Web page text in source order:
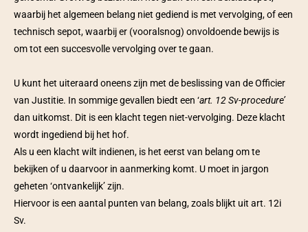
waarbij het algemeen belang niet gediend is met vervolging, of een
technisch sepot, waarbij er (vooralsnog) onvoldoende bewijs is
om tot een succesvolle vervolging over te gaan.
U kunt het uiteraard oneens zijn met de beslissing van de Officier
van Justitie. In sommige gevallen biedt een ‘art. 12 Sv-procedure’
dan uitkomst. Dit is een klacht tegen niet-vervolging. Deze klacht
wordt ingediend bij het hof.
Als u een klacht wilt indienen, is het eerst van belang om te
bekijken of u daarvoor in aanmerking komt. U moet in jargon
geheten ‘ontvankelijk’ zijn.
Hiervoor is een aantal punten van belang, zoals blijkt uit art. 12i
Sv.